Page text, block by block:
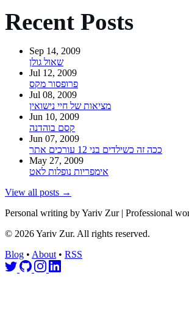
Recent Posts
Sep 14, 2009
שאול גולן
Jul 12, 2009
פרופסור מקס
Jul 08, 2009
מציאות של חיי נישואין
Jun 10, 2009
קסם בוהדנה
Jun 07, 2009
ככה זה כשילדים בני 12 עורכים אתר
May 27, 2009
אימפריות נופלות לאט
View all posts →
Personal writing by Yariv Zur | Professional
© 2026 Yariv Zur. All rights reserved.
Blog • About • RSS
Follow on Twitter
Go to GitHub profile
Follow on Instagram
Connect on LinkedIn